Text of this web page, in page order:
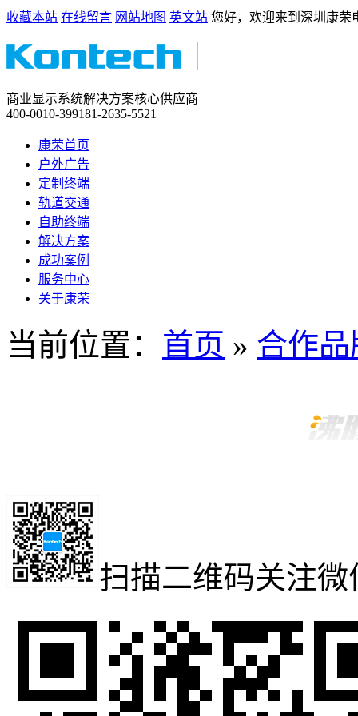
收藏本站 在线留言 网站地图 英文站 您好，欢迎来到深圳康荣
商业显示系统解决方案核心供应商
400-0010-399181-2635-5521
康荣首页
户外广告
定制终端
轨道交通
自助终端
解决方案
成功案例
服务中心
关于康荣
当前位置： 首页 » 合作品
扫描二维码关注